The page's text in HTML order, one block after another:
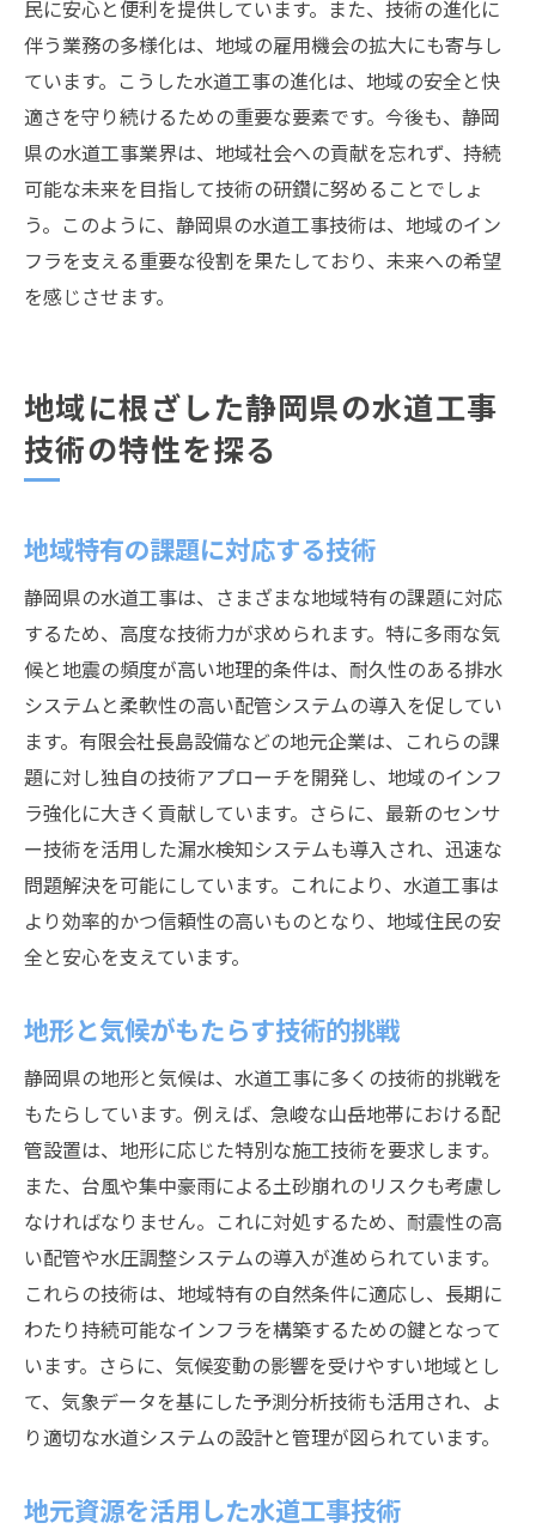
民に安心と便利を提供しています。また、技術の進化に
伴う業務の多様化は、地域の雇用機会の拡大にも寄与し
ています。こうした水道工事の進化は、地域の安全と快
適さを守り続けるための重要な要素です。今後も、静岡
県の水道工事業界は、地域社会への貢献を忘れず、持続
可能な未来を目指して技術の研鑽に努めることでしょ
う。このように、静岡県の水道工事技術は、地域のイン
フラを支える重要な役割を果たしており、未来への希望
を感じさせます。
地域に根ざした静岡県の水道工事
技術の特性を探る
地域特有の課題に対応する技術
静岡県の水道工事は、さまざまな地域特有の課題に対応
するため、高度な技術力が求められます。特に多雨な気
候と地震の頻度が高い地理的条件は、耐久性のある排水
システムと柔軟性の高い配管システムの導入を促してい
ます。有限会社長島設備などの地元企業は、これらの課
題に対し独自の技術アプローチを開発し、地域のインフ
ラ強化に大きく貢献しています。さらに、最新のセンサ
ー技術を活用した漏水検知システムも導入され、迅速な
問題解決を可能にしています。これにより、水道工事は
より効率的かつ信頼性の高いものとなり、地域住民の安
全と安心を支えています。
地形と気候がもたらす技術的挑戦
静岡県の地形と気候は、水道工事に多くの技術的挑戦を
もたらしています。例えば、急峻な山岳地帯における配
管設置は、地形に応じた特別な施工技術を要求します。
また、台風や集中豪雨による土砂崩れのリスクも考慮し
なければなりません。これに対処するため、耐震性の高
い配管や水圧調整システムの導入が進められています。
これらの技術は、地域特有の自然条件に適応し、長期に
わたり持続可能なインフラを構築するための鍵となって
います。さらに、気候変動の影響を受けやすい地域とし
て、気象データを基にした予測分析技術も活用され、よ
り適切な水道システムの設計と管理が図られています。
地元資源を活用した水道工事技術